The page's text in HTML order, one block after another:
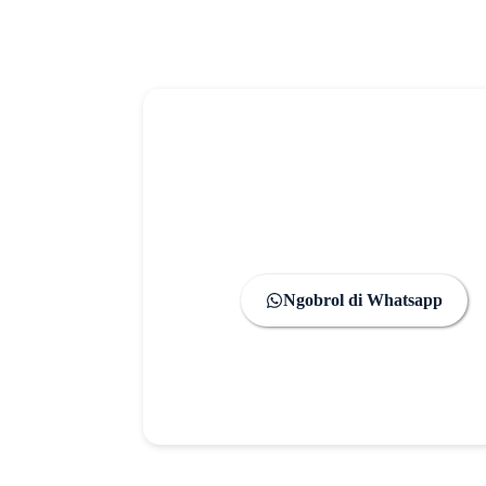
Ngobrol di Whatsapp